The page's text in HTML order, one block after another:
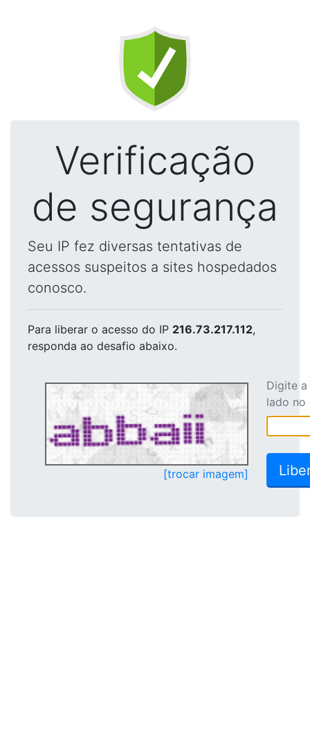
Verificação
de segurança
Seu IP fez diversas tentativas de
acessos suspeitos a sites hospedados
conosco.
Para liberar o acesso do IP 216.73.217.112,
responda ao desafio abaixo.
[trocar imagem]
Digite
lado no